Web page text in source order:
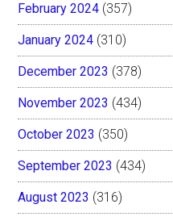
February 2024 (357)
January 2024 (310)
December 2023 (378)
November 2023 (434)
October 2023 (350)
September 2023 (434)
August 2023 (316)